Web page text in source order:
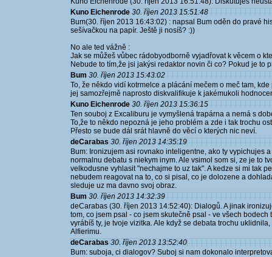
Kuno Eichenrode 30. říjen 2013 15:51:48
Bum(30. říjen 2013 16:43:02) : napsal Bum oděn do pravé
sešívačkou na papír. Ještě ji nosíš? :))
No ale ted vážně :
Jak se můžeš vůbec rádobyodborně vyjadřovat k věcem o
Nebude to tím,že jsi jakýsi redaktor novin či co? Pokud je to
Bum 30. říjen 2013 15:43:02
To, že někdo vidí kotrmelce a plácání mečem o meč tam,
jej samozřejmě naprosto diskvalifikuje k jakémukoli
Kuno Eichenrode 30. říjen 2013 15:36:15
Ten souboj z Excaliburu je vymyšlená trapárna a nemá s
To,že to někdo nepozná je jeho problém a zde i tak trochu
Přesto se bude dál srát hlavně do věcí o kterých nic neví.
deCarabas 30. říjen 2013 14:35:19
Bum: Ironizujem asi rovnako inteligentne, ako ty vypichujes
normalnu debatu s niekym inym. Ale vsimol som si, ze je to
velkodusne vyhlasit "nechajme to uz tak". A kedze si mi tak
nebudem reagovat na to, co si pisal, co je dolozene a
sleduje uz ma davno svoj obraz.
Bum 30. říjen 2013 14:32:39
deCarabas (30. říjen 2013 14:52:40): Dialogů. A jinak
tom, co jsem psal - co jsem skutečně psal - ve všech
vyrábíš ty, je tvoje vizitka. Ale když se debata trochu
Alfierimu.
deCarabas 30. říjen 2013 13:52:40
Bum: suboja, ci dialogov? Suboj si nam dokonalo